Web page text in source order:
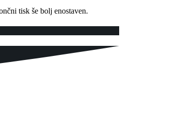
tisk še bolj enostaven.